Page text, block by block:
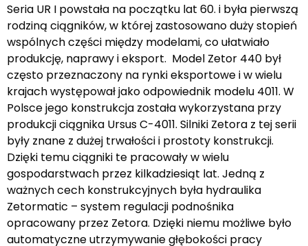
Seria UR I powstała na początku lat 60. i była pierwszą
rodziną ciągników, w której zastosowano duży stopień
wspólnych części między modelami, co ułatwiało
produkcję, naprawy i eksport. Model Zetor 440 był
często przeznaczony na rynki eksportowe i w wielu
krajach występował jako odpowiednik modelu 4011. W
Polsce jego konstrukcja została wykorzystana przy
produkcji ciągnika Ursus C-4011. Silniki Zetora z tej serii
były znane z dużej trwałości i prostoty konstrukcji.
Dzięki temu ciągniki te pracowały w wielu
gospodarstwach przez kilkadziesiąt lat. Jedną z
ważnych cech konstrukcyjnych była hydraulika
Zetormatic – system regulacji podnośnika
opracowany przez Zetora. Dzięki niemu możliwe było
automatyczne utrzymywanie głębokości pracy